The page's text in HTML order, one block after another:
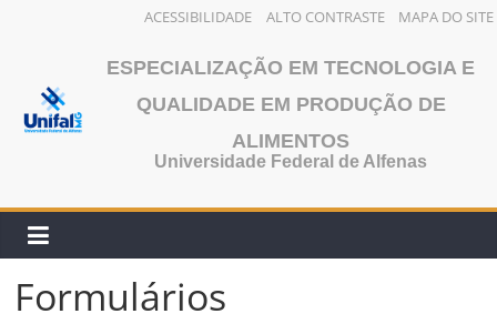
ACESSIBILIDADE ALTO CONTRASTE MAPA DO SITE
conteúdo
ESPECIALIZAÇÃO EM TECNOLOGIA E
QUALIDADE EM PRODUÇÃO DE
ALIMENTOS
Universidade Federal de Alfenas
Formulários